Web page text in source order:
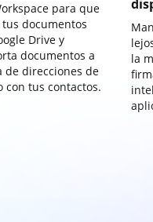
para que
documentos
Drive y
documentos a
de direcciones de
con tus contactos.
la